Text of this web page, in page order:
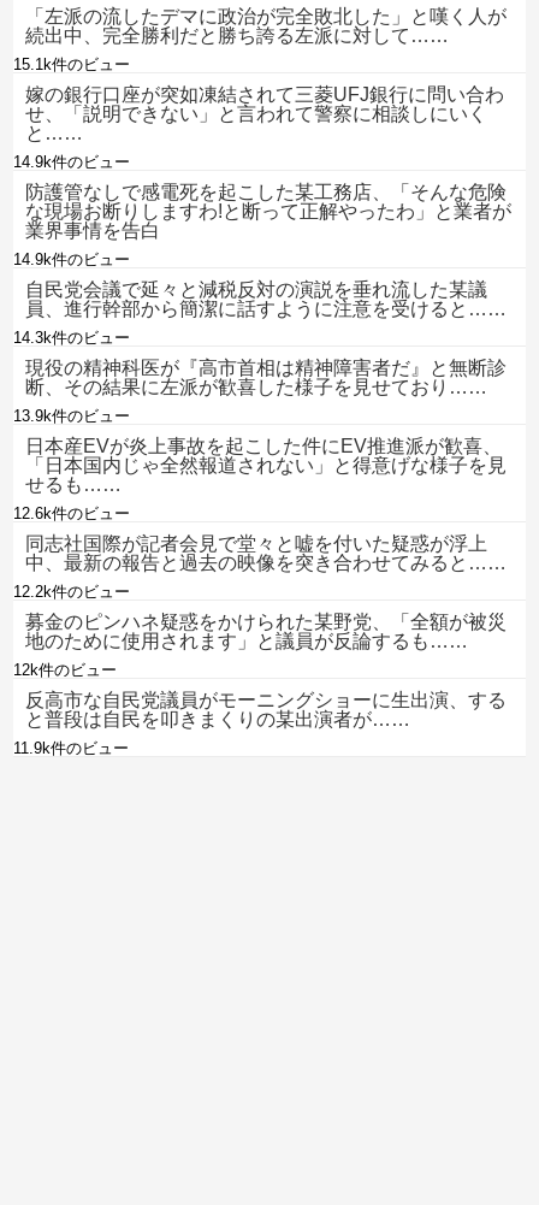
「左派の流したデマに政治が完全敗北した」と嘆く人が
続出中、完全勝利だと勝ち誇る左派に対して……
15.1k件のビュー
嫁の銀行口座が突如凍結されて三菱UFJ銀行に問い合わ
せ、「説明できない」と言われて警察に相談しにいく
と……
14.9k件のビュー
防護管なしで感電死を起こした某工務店、「そんな危険
な現場お断りしますわ!と断って正解やったわ」と業者が
業界事情を告白
14.9k件のビュー
自民党会議で延々と減税反対の演説を垂れ流した某議
員、進行幹部から簡潔に話すように注意を受けると……
14.3k件のビュー
現役の精神科医が『高市首相は精神障害者だ』と無断診
断、その結果に左派が歓喜した様子を見せており……
13.9k件のビュー
日本産EVが炎上事故を起こした件にEV推進派が歓喜、
「日本国内じゃ全然報道されない」と得意げな様子を見
せるも……
12.6k件のビュー
同志社国際が記者会見で堂々と嘘を付いた疑惑が浮上
中、最新の報告と過去の映像を突き合わせてみると……
12.2k件のビュー
募金のピンハネ疑惑をかけられた某野党、「全額が被災
地のために使用されます」と議員が反論するも……
12k件のビュー
反高市な自民党議員がモーニングショーに生出演、する
と普段は自民を叩きまくりの某出演者が……
11.9k件のビュー